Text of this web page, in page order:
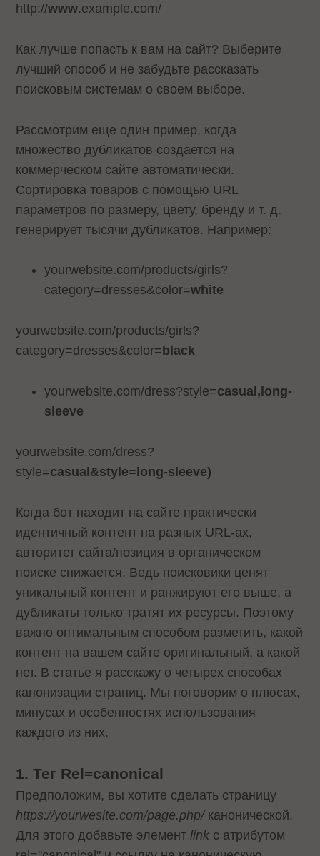
http://www.example.com/
Как лучше попасть к вам на сайт? Выберите
лучший способ и не забудьте рассказать
поисковым системам о своем выборе.
Рассмотрим еще один пример, когда
множество дубликатов создается на
коммерческом сайте автоматически.
Сортировка товаров с помощью URL
параметров по размеру, цвету, бренду и т. д.
генерирует тысячи дубликатов. Например:
yourwebsite.com/products/girls?
category=dresses&color=white
yourwebsite.com/products/girls?
category=dresses&color= black
yourwebsite.com/dress?style=casual,long-
sleeve
yourwebsite.com/dress?
style=casual&style=long-sleeve)
Когда бот находит на сайте практически
идентичный контент на разных URL-ах,
авторитет сайта/позиция в органическом
поиске снижается. Ведь поисковики ценят
уникальный контент и ранжируют его выше, а
дубликаты только тратят их ресурсы. Поэтому
важно оптимальным способом разметить, какой
контент на вашем сайте оригинальный, а какой
нет. В статье я расскажу о четырех способах
канонизации страниц. Мы поговорим о плюсах,
минусах и особенностях использования
каждого из них.
1. Тег Rel=canonical
Предположим, вы хотите сделать страницу
https://yourwesite.com/page.php/канонической.
Для этого добавьте элементlink с атрибутом